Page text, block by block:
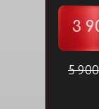
3
5